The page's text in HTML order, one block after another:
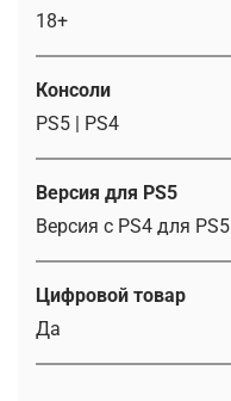
18+
Консоли
PS5 | PS4
Версия для PS5
Версия с PS4 для PS5
Цифровой товар
Да